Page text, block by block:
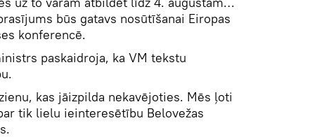
būs gatavs nosūtīšanai Eiropas
konferencē.
paskaidroja, ka VM tekstu
kas jāizpilda nekavējoties. Mēs ļoti
tik lielu ieinteresētību Belovežas